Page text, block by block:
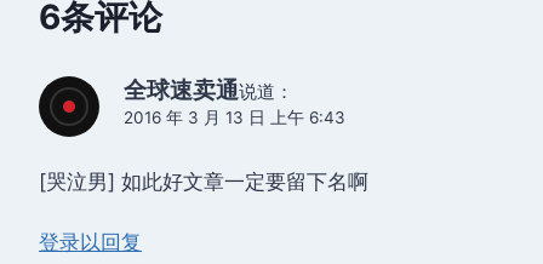
6条评论
全球速卖通说道：
2016 年 3 月 13 日 上午 6:43
[哭泣男] 如此好文章一定要留下名啊
登录以回复